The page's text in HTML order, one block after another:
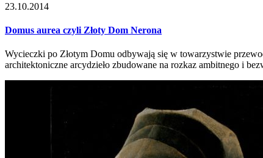
23.10.2014
Domus aurea czyli Złoty Dom Nerona
Wycieczki po Złotym Domu odbywają się w towarzystwie
architektoniczne arcydzieło zbudowane na rozkaz ambitnego i